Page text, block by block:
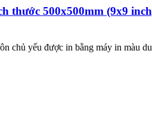
thước 500x500mm (9x9
chủ yếu được in bằng máy in màu